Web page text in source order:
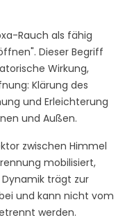
Rauch als fähig
Dieser Begriff
Wirkung,
Klärung des
und Erleichterung
und Außen.
zwischen Himmel
mobilisiert,
trägt zur
und kann nicht vom
werden.